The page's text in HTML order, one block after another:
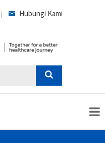
| Hubungi Kami